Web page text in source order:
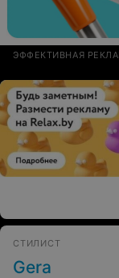
ЭФФЕКТИВНАЯ
СТИЛИСТ
Gera